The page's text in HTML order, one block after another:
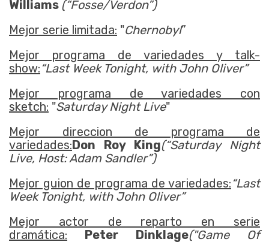
Williams (“Fosse/Verdon”)
Mejor serie limitada: "Chernobyl”
Mejor programa de variedades y talk-
show:“Last Week Tonight, with John Oliver”
Mejor programa de variedades con
sketch: "Saturday Night Live"
Mejor direccion de programa de
variedades:Don Roy King(“Saturday Night
Live, Host: Adam Sandler”)
Mejor guion de programa de variedades:“Last
Week Tonight, with John Oliver”
Mejor actor de reparto en serie
dramática:
Peter Dinklage("Game Of